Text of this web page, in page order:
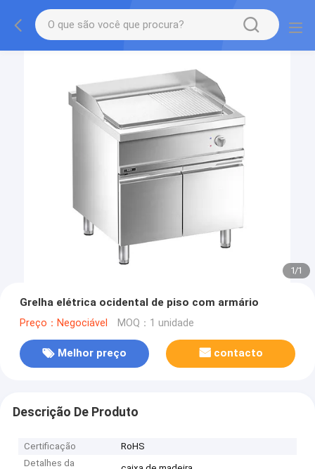
1/1
Grelha elétrica ocidental de piso com armário
Preço：Negociável MOQ：1 unidade
Melhor preço contacto
Descrição De Produto
Certificação
RoHS
Detalhes da